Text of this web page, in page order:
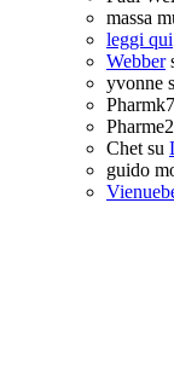
massa
leggi qui
Webber
yvonne
Chet su
guido